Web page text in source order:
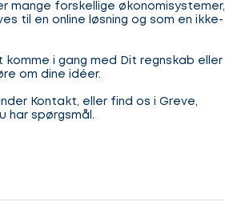
mange forskellige økonomisystemer,
til en online løsning og som en ikke-
i gang med Dit regnskab eller
om dine idéer.
Kontakt, eller find os i Greve,
har spørgsmål.